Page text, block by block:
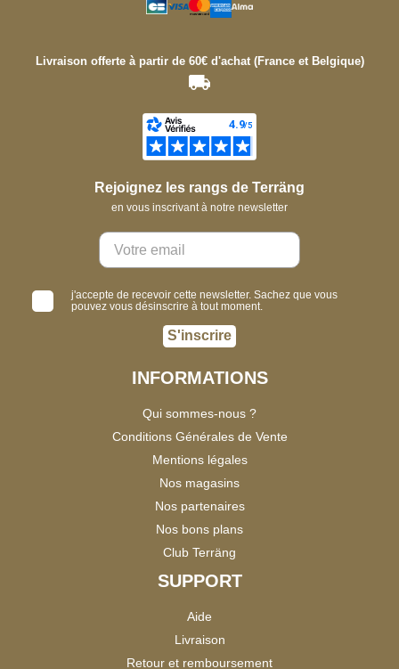
Livraison offerte à partir de 60€ d'achat (France et Belgique)
Rejoignez les rangs de Terräng
en vous inscrivant à notre newsletter
j'accepte de recevoir cette newsletter. Sachez que vous
pouvez vous désinscrire à tout moment.
S'inscrire
INFORMATIONS
Qui sommes-nous ?
Conditions Générales de Vente
Mentions légales
Nos magasins
Nos partenaires
Nos bons plans
Club Terräng
SUPPORT
Aide
Livraison
Retour et remboursement